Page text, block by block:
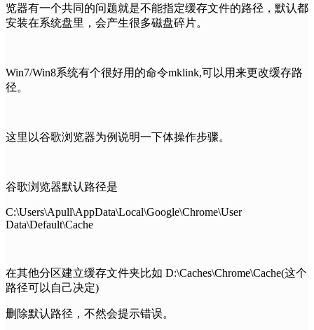
览器有一个共同的问题就是不能指定缓存文件的路径，默认都
安装在系统盘里，会产生很多磁盘碎片。
Win7/Win8系统有个很好用的命令mklink,可以用来更改缓存路
径。
这里以谷歌浏览器为例说明一下体操作步骤。
谷歌浏览器默认路径是
C:\Users\Apull\AppData\Local\Google\Chrome\User
Data\Default\Cache
在其他分区建立缓存文件夹比如 D:\Caches\Chrome\Cache(这个
路径可以自己决定)
删除默认路径，不然会提示错误。